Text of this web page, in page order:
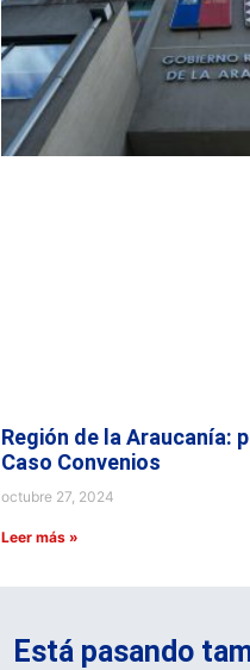
Región de la Araucanía:
Caso Convenios
octubre 27, 2024
Leer más »
Está pasando